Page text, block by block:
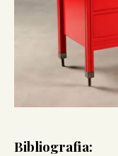
Bibliografia: